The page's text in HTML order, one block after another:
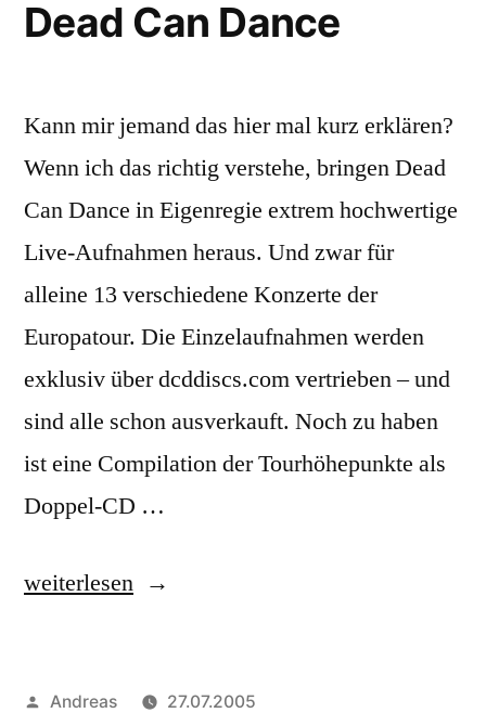
Dead Can Dance
Kann mir jemand das hier mal kurz erklären?
Wenn ich das richtig verstehe, bringen Dead
Can Dance in Eigenregie extrem hochwertige
Live-Aufnahmen heraus. Und zwar für
alleine 13 verschiedene Konzerte der
Europatour. Die Einzelaufnahmen werden
exklusiv über dcddiscs.com vertrieben – und
sind alle schon ausverkauft. Noch zu haben
ist eine Compilation der Tourhöhepunkte als
Doppel-CD …
„Dead
weiterlesen
Veröffentlicht
Andreas
27.07.2005